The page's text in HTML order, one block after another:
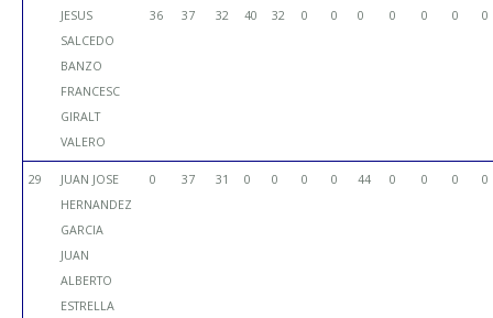
JESUS
SALCEDO
BANZO
FRANCESC
GIRALT
VALERO
36 37 32 40 32 0 0 0 0 0 0 0
29
JUAN JOSE
HERNANDEZ
GARCIA
JUAN
ALBERTO
ESTRELLA
0 37 31 0 0 0 0 44 0 0 0 0